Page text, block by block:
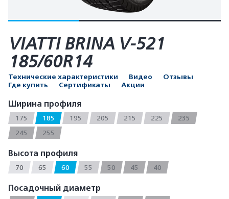
VIATTI BRINA V-521
185/60R14
Технические характеристики Видео
Отзывы
Где купить
Сертификаты Акции
Ширина профиля
175 185 195 205 215 225
235
245
255
Высота профиля
70 65 60 55 50 45 40
Посадочный диаметр